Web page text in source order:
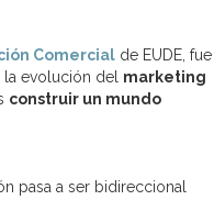
Comercial de EUDE, fue
evolución del marketing
construir un mundo
pasa a ser bidireccional